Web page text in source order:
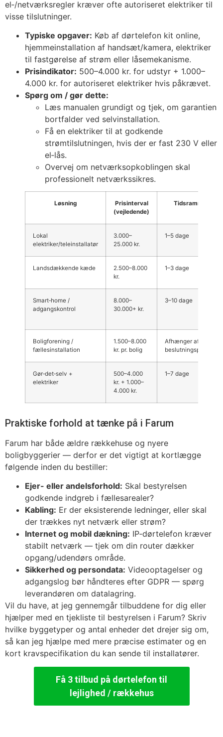
el‑/netværksregler kræver ofte autoriseret elektriker til
visse tilslutninger.
Typiske opgaver: Køb af dørtelefon kit online,
hjemmeinstallation af handsæt/kamera, elektriker
til fastgørelse af strøm eller låsemekanisme.
Prisindikator: 500–4.000 kr. for udstyr + 1.000–
4.000 kr. for autoriseret elektriker hvis påkrævet.
Spørg om / gør dette:
Læs manualen grundigt og tjek, om garantien
bortfalder ved selvinstallation.
Få en elektriker til at godkende
strømtilslutningen, hvis der er fast 230 V eller
el‑lås.
Overvej om netværksopkoblingen skal
professionelt netværkssikres.
Løsning
Prisinterval
(vejledende)
Tidsramme
Lokal
elektriker/teleinstallatør
3.000–
25.000 kr.
1–5 dage
Landsdækkende kæde
2.500–8.000
kr.
1–3 dage
Smart‑home /
adgangskontrol
8.000–
30.000+ kr.
3–10 dage
Boligforening /
fællesinstallation
1.500–8.000
kr. pr. bolig
Afhænger af
beslutningsproces
Gør‑det‑selv +
elektriker
500–4.000
kr. + 1.000–
4.000 kr.
1–7 dage
Praktiske forhold at tænke på i Farum
Farum har både ældre rækkehuse og nyere
boligbyggerier — derfor er det vigtigt at kortlægge
følgende inden du bestiller:
Ejer- eller andelsforhold: Skal bestyrelsen
godkende indgreb i fællesarealer?
Kabling: Er der eksisterende ledninger, eller skal
der trækkes nyt netværk eller strøm?
Internet og mobil dækning: IP‑dørtelefon kræver
stabilt netværk — tjek om din router dækker
opgang/udendørs område.
Sikkerhed og persondata: Videooptagelser og
adgangslog bør håndteres efter GDPR — spørg
leverandøren om datalagring.
Vil du have, at jeg gennemgår tilbuddene for dig eller
hjælper med en tjekliste til bestyrelsen i Farum? Skriv
hvilke byggetyper og antal enheder det drejer sig om,
så kan jeg hjælpe med mere præcise estimater og en
kort kravspecifikation du kan sende til installatører.
Få 3 tilbud på dørtelefon til
lejlighed / rækkehus